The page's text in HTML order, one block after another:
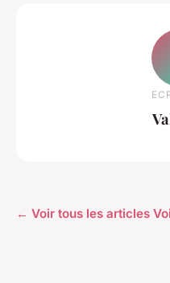
← Voir tous les articles